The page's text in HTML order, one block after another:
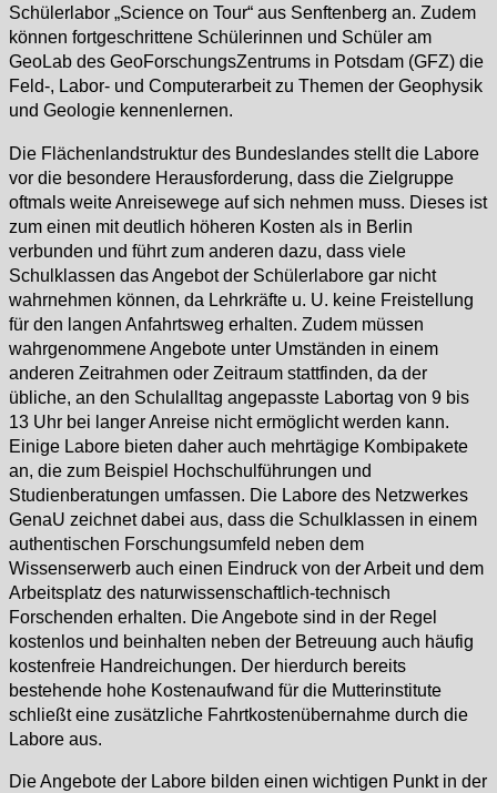
Schülerlabor „Science on Tour“ aus Senftenberg an. Zudem
können fortgeschrittene Schülerinnen und Schüler am
GeoLab des GeoForschungsZentrums in Potsdam (GFZ) die
Feld-, Labor- und Computerarbeit zu Themen der Geophysik
und Geologie kennenlernen.
Die Flächenlandstruktur des Bundeslandes stellt die Labore
vor die besondere Herausforderung, dass die Zielgruppe
oftmals weite Anreisewege auf sich nehmen muss. Dieses ist
zum einen mit deutlich höheren Kosten als in Berlin
verbunden und führt zum anderen dazu, dass viele
Schulklassen das Angebot der Schülerlabore gar nicht
wahrnehmen können, da Lehrkräfte u. U. keine Freistellung
für den langen Anfahrtsweg erhalten. Zudem müssen
wahrgenommene Angebote unter Umständen in einem
anderen Zeitrahmen oder Zeitraum stattfinden, da der
übliche, an den Schulalltag angepasste Labortag von 9 bis
13 Uhr bei langer Anreise nicht ermöglicht werden kann.
Einige Labore bieten daher auch mehrtägige Kombipakete
an, die zum Beispiel Hochschulführungen und
Studienberatungen umfassen. Die Labore des Netzwerkes
GenaU zeichnet dabei aus, dass die Schulklassen in einem
authentischen Forschungsumfeld neben dem
Wissenserwerb auch einen Eindruck von der Arbeit und dem
Arbeitsplatz des naturwissenschaftlich-technisch
Forschenden erhalten. Die Angebote sind in der Regel
kostenlos und beinhalten neben der Betreuung auch häufig
kostenfreie Handreichungen. Der hierdurch bereits
bestehende hohe Kostenaufwand für die Mutterinstitute
schließt eine zusätzliche Fahrtkostenübernahme durch die
Labore aus.
Die Angebote der Labore bilden einen wichtigen Punkt in der